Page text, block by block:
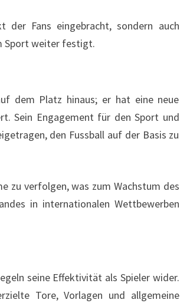
der Fans eingebracht, sondern auch
Sport weiter festigt.
dem Platz hinaus; er hat eine neue
Sein Engagement für den Sport und
den Fussball auf der Basis zu
zu verfolgen, was zum Wachstum des
in internationalen Wettbewerben
seine Effektivität als Spieler wider.
Tore, Vorlagen und allgemeine